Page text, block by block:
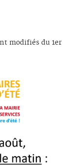
modifiés du 1er